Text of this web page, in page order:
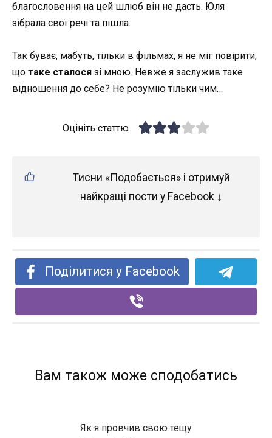
благословення на цей шлюб він не дасть. Юля
зібрала свої речі та пішла.
Так буває, мабуть, тільки в фільмах, я не міг повірити,
що таке сталося зі мною. Невже я заслужив таке
відношення до себе? Не розумію тільки чим…
Оцініть статтю
Тисни «Подобається» і отримуй
найкращі пости у Facebook ↓
Поділитися у Facebook
Вам також може сподобатись
Як я провчив свою тещу